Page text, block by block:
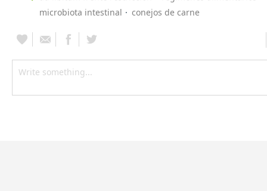
microbiota intestinal
conejos de carne